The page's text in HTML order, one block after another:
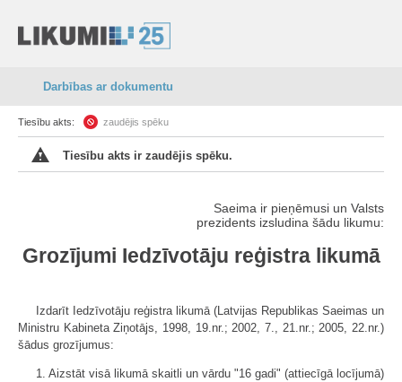
Darbības ar dokumentu
Tiesību akts: zaudējis spēku
Tiesību akts ir zaudējis spēku.
Saeima ir pieņēmusi un Valsts
prezidents izsludina šādu likumu:
Grozījumi Iedzīvotāju reģistra likumā
Izdarīt Iedzīvotāju reģistra likumā (Latvijas Republikas Saeimas un
Ministru Kabineta Ziņotājs, 1998, 19.nr.; 2002, 7., 21.nr.; 2005, 22.nr.)
šādus grozījumus:
1. Aizstāt visā likumā skaitli un vārdu "16 gadi" (attiecīgā locījumā)